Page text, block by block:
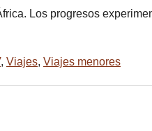
Los progresos
, Viajes, Viajes menores